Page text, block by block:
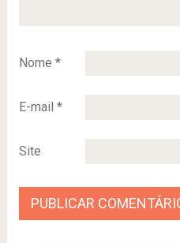
Nome *
E-mail *
Site